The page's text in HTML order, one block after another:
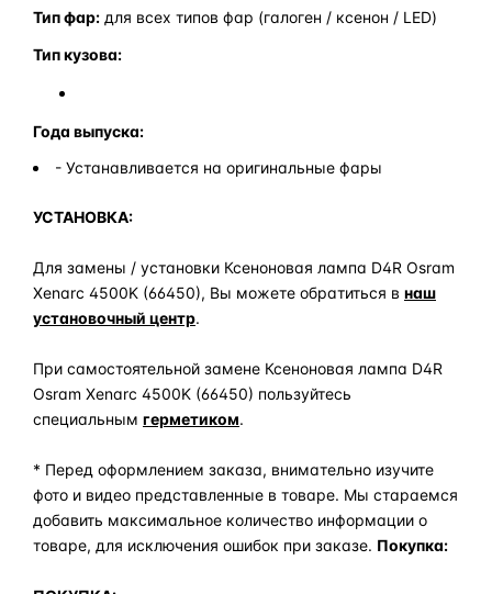
Тип фар: для всех типов фар (галоген / ксенон / LED)
Тип кузова:
Года выпуска:
- Устанавливается на оригинальные фары
УСТАНОВКА:
Для замены / установки Ксеноновая лампа D4R Osram
Xenarc 4500K (66450), Вы можете обратиться в наш
установочный центр.
При самостоятельной замене Ксеноновая лампа D4R
Osram Xenarc 4500K (66450) пользуйтесь
специальным герметиком.
* Перед оформлением заказа, внимательно изучите
фото и видео представленные в товаре. Мы стараемся
добавить максимальное количество информации о
товаре, для исключения ошибок при заказе. Покупка: